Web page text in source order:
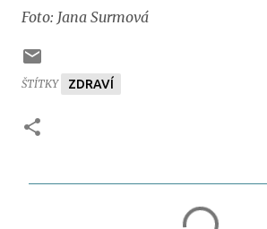
Foto: Jana Surmová
ŠTÍTKY ZDRAVÍ